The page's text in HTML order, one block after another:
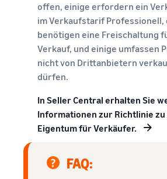
offen, einige erfordern ein
im Verkaufstarif Professionell,
benötigen eine Freischaltung
Verkauf, und einige umfassen
nicht von Drittanbietern
dürfen.
In Seller Central erhalten Sie
Informationen zur Richtlinie
Eigentum für Verkäufer.
FAQ: